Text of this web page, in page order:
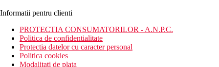
Informatii pentru clienti
PROTECTIA CONSUMATORILOR - A.N.P.C.
Politica de confidentialitate
Protectia datelor cu caracter personal
Politica cookies
Modalitati de plata